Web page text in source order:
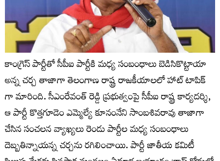
కాంగ్రెస్ పార్టీతో సీపీఐ పార్టీకి మధ్య సంబంధాలు బెడిసికొట్టాయా
అన్న చర్చ తాజాగా తెలంగాణ రాష్ట్ర రాజకీయాలలో హాట్ టాపిక్
గా మారింది. సీఎంరేవంత్ రెడ్డి ప్ర‌భుత్వంపై సీపీఐ రాష్ట్ర కార్యదర్శి,
ఆ పార్టీ కొత్తగూడెం ఎమ్మెల్యే కూనంనేని సాంబశివరావు తాజాగా
చేసిన సంచ‌లన వ్యాఖ్యలు రెండు పార్టీల మధ్య సంబంధాలు
దెబ్బతిన్నాయన్న చర్చను రగిలించాయి. పార్టీ జాతీయ కమిటీ